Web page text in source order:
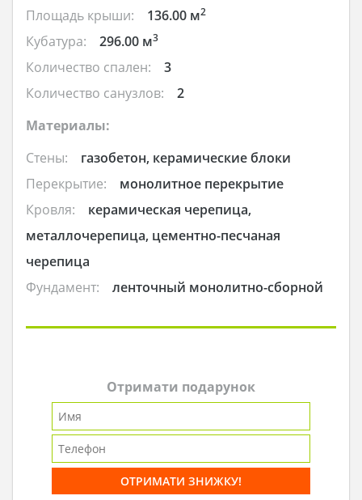
Площадь крыши:
136.00 м2
Кубатура: 296.00 м3
Количество спален:
3
Количество санузлов:
2
Материалы:
Стены:
газобетон, керамические блоки
Перекрытие:
монолитное перекрытие
Кровля:
керамическая черепица,
металлочерепица, цементно-песчаная
черепица
Фундамент:
ленточный монолитно-сборной
Отримати подарунок